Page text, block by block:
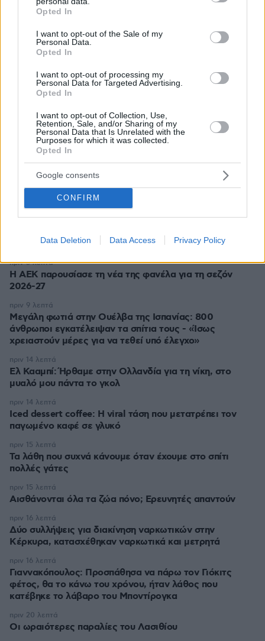
grant or deny consent to Google and its third-party tags to
use your data for below specified purposes in below Google
consent section.
Opted In
I want to opt-out of the Sale of my
Personal Data.
Opted In
I want to opt-out of processing my
Personal Data for Targeted Advertising.
Opted In
I want to opt-out of Collection, Use,
Retention, Sale, and/or Sharing of my
Personal Data that Is Unrelated with the
Purposes for which it was collected.
Opted In
Google consents
CONFIRM
Data Deletion Data Access Privacy Policy
ΡΟΗ ΕΙΔΗΣΕΩΝ
Ειδήσεις Δημοφιλή Σχολιασμένα
Η ΑΕΚ παρουσίασε τη νέα της φανέλα για τη σεζόν
2026-27
πριν 5 λεπτά
Μεγάλη φωτιά στην Ουέλβα της Ισπανίας: 800
άνθρωποι εγκατέλειψαν τα σπίτια τους - «Ίσως
χρειαστούν μέρες για να τεθεί υπό έλεγχο»
πριν 9 λεπτά
Ελ Κααμπί: Ήρθαμε στην Ολλανδία για τη νίκη, στο
μυαλό μου πάντα το γκολ
πριν 14 λεπτά
Iced dessert coffee: Η viral τάση που μετατρέπει τον
παγωμένο καφέ σε γλυκό
πριν 14 λεπτά
Τα λάθη που συχνά κάνουμε όταν έχουμε στο σπίτι
πολλές γάτες
πριν 15 λεπτά
Αισθάνονται όλα τα ζώα πόνο; Ερευνητές απαντούν
πριν 15 λεπτά
Δύο συλλήψεις για διακίνηση ναρκωτικών στην
Κέρκυρα, κατασχέθηκαν ναρκωτικά και μετρητά
πριν 16 λεπτά
Γιαννακόπουλος: Προσπάθησα να πάρω τον Γιόκιτς
φέτος, θα το κάνω του χρόνου, ήταν λάθος που
κατέβηκε το λάβαρο του Μποντίρογκα
πριν 16 λεπτά
Οι ωραιότερες παραλίες του Λασιθίου
πριν 20 λεπτά